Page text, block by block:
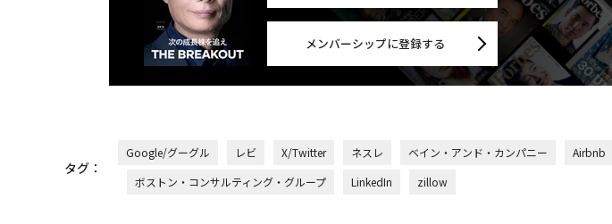
メンバーシップに登録する
タグ：
Google/グーグル レビ X/Twitter ネスレ ベイン・アンド・カンパニー Airbnb
ボストン・コンサルティング・グループ
LinkedIn zillow